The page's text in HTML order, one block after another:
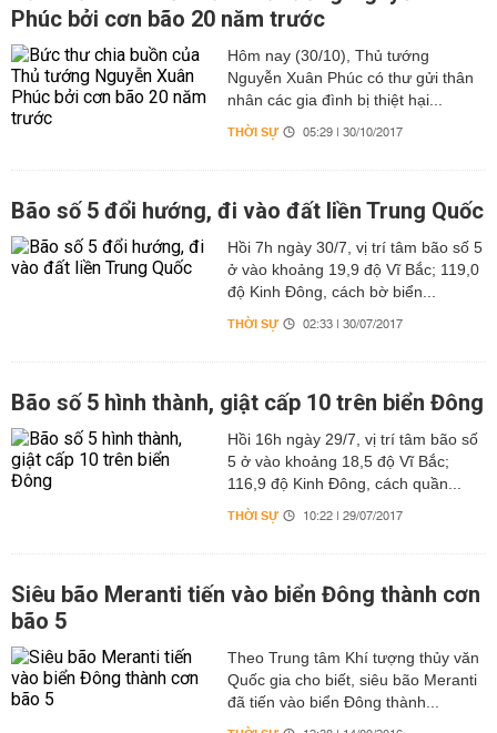
Phúc bởi cơn bão 20 năm trước
Hôm nay (30/10), Thủ tướng
Nguyễn Xuân Phúc có thư gửi thân
nhân các gia đình bị thiệt hại...
THỜI SỰ 05:29 | 30/10/2017
Bão số 5 đổi hướng, đi vào đất liền Trung Quốc
Hồi 7h ngày 30/7, vị trí tâm bão số 5
ở vào khoảng 19,9 độ Vĩ Bắc; 119,0
độ Kinh Đông, cách bờ biển...
THỜI SỰ 02:33 | 30/07/2017
Bão số 5 hình thành, giật cấp 10 trên biển Đông
Hồi 16h ngày 29/7, vị trí tâm bão số
5 ở vào khoảng 18,5 độ Vĩ Bắc;
116,9 độ Kinh Đông, cách quần...
THỜI SỰ 10:22 | 29/07/2017
Siêu bão Meranti tiến vào biển Đông thành cơn
bão 5
Theo Trung tâm Khí tượng thủy văn
Quốc gia cho biết, siêu bão Meranti
đã tiến vào biển Đông thành...